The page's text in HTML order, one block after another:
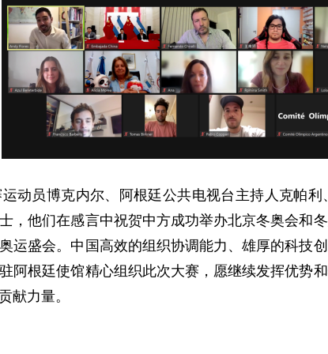
动员博克内尔、阿根廷公共电视台主持人克帕
，他们在感言中祝贺中方成功举办北京冬奥会和
运盛会。中国高效的组织协调能力、雄厚的科技
阿根廷使馆精心组织此次大赛，愿继续发挥优势
献力量。